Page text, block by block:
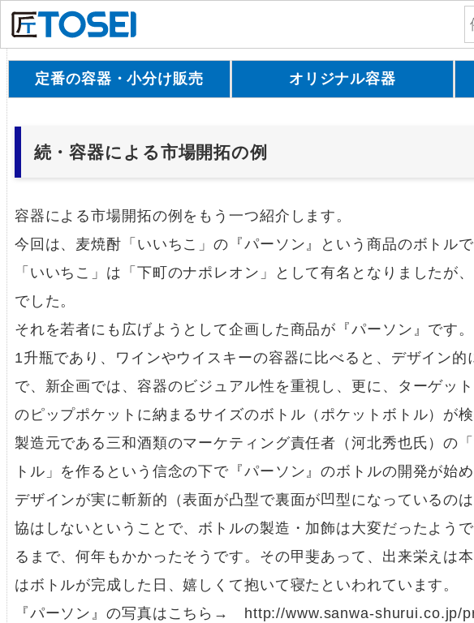
続・容器による市場開拓の例
容器による市場開拓の例をもう一つ紹介します。
今回は、麦焼酎「いいちこ」の『パーソン』という商品のボトルで
「いいちこ」は「下町のナポレオン」として有名となりましたが
でした。
それを若者にも広げようとして企画した商品が『パーソン』です
1升瓶であり、ワインやウイスキーの容器に比べると、デザイン的
で、新企画では、容器のビジュアル性を重視し、更に、ターゲッ
のピップポケットに納まるサイズのボトル（ポケットボトル）が検
製造元である三和酒類のマーケティング責任者（河北秀也氏）の
トル」を作るという信念の下で『パーソン』のボトルの開発が始
デザインが実に斬新的（表面が凸型で裏面が凹型になっているの
協はしないということで、ボトルの製造・加飾は大変だったよう
るまで、何年もかかったそうです。その甲斐あって、出来栄えは
はボトルが完成した日、嬉しくて抱いて寝たといわれています。
『パーソン』の写真はこちら→ http://www.sanwa-shurui.co.jp/
定番の容器・小分け販売 オリジナル容器